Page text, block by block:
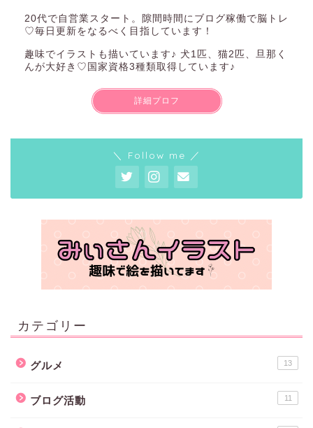
20代で自営業スタート。隙間時間にブログ稼働で脳トレ
♡毎日更新をなるべく目指しています！
趣味でイラストも描いています♪ 犬1匹、猫2匹、旦那く
んが大好き♡国家資格3種類取得しています♪
詳細プロフ
＼ Follow me ／
カテゴリー
グルメ 13
ブログ活動 11